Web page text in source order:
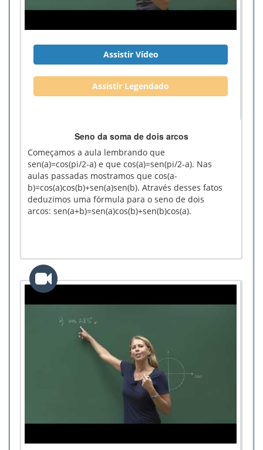
Assistir Vídeo
Assistir Legendado
Seno da soma de dois arcos
Começamos a aula lembrando que
sen(a)=cos(pi/2-a) e que cos(a)=sen(pi/2-a). Nas
aulas passadas mostramos que cos(a-
b)=cos(a)cos(b)+sen(a)sen(b). Através desses fatos
deduzimos uma fórmula para o seno de dois
arcos: sen(a+b)=sen(a)cos(b)+sen(b)cos(a).